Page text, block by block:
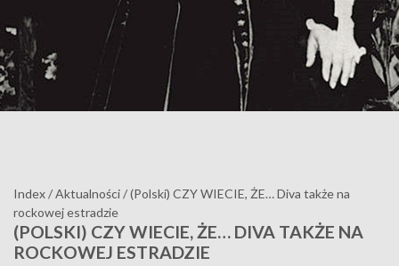
Index/Aktualności/(Polski) CZY WIECIE, ŻE… Diva także na
rockowej estradzie
(POLSKI) CZY WIECIE, ŻE… DIVA TAKŻE NA
ROCKOWEJ ESTRADZIE